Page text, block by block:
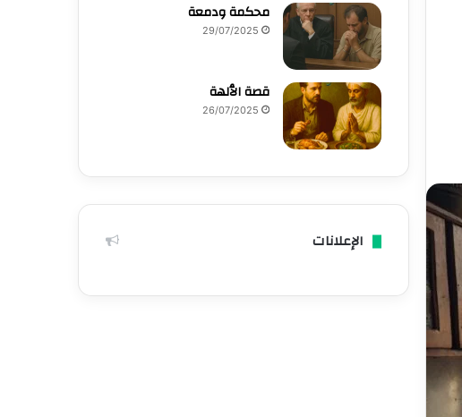
محكمة ودمعة
29/07/2025
قصة الٱلهة
26/07/2025
الإعلانات